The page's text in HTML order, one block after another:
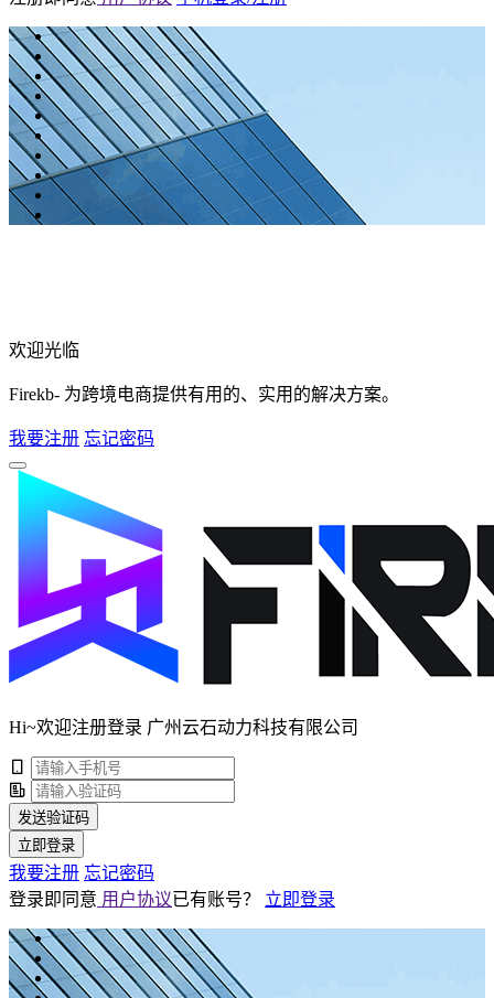
欢迎光临
Firekb- 为跨境电商提供有用的、实用的解决方案。
我要注册 忘记密码
Hi~欢迎注册登录 广州云石动力科技有限公司
发送验证码
立即登录
我要注册 忘记密码
登录即同意 用户协议已有账号？ 立即登录